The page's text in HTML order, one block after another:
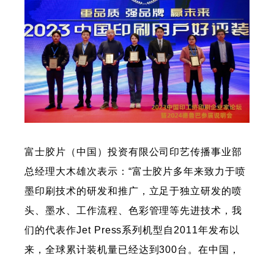
富士胶片（中国）投资有限公司印艺传播事业部
总经理大木雄次表示：“富士胶片多年来致力于喷
墨印刷技术的研发和推广，立足于独立研发的喷
头、墨水、工作流程、色彩管理等先进技术，我
们的代表作Jet Press系列机型自2011年发布以
来，全球累计装机量已经达到300台。在中国，